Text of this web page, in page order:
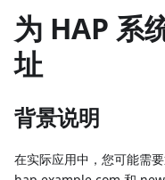
为 HAP 系
址
背景说明
在实际应用中，您可能需